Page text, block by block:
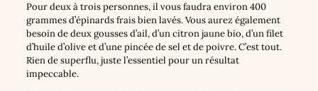
Pour deux à trois personnes, il vous faudra environ 400
grammes d’épinards frais bien lavés. Vous aurez également
besoin de deux gousses d’ail, d’un citron jaune bio, d’un filet
d’huile d’olive et d’une pincée de sel et de poivre. C’est tout.
Rien de superflu, juste l’essentiel pour un résultat
impeccable.